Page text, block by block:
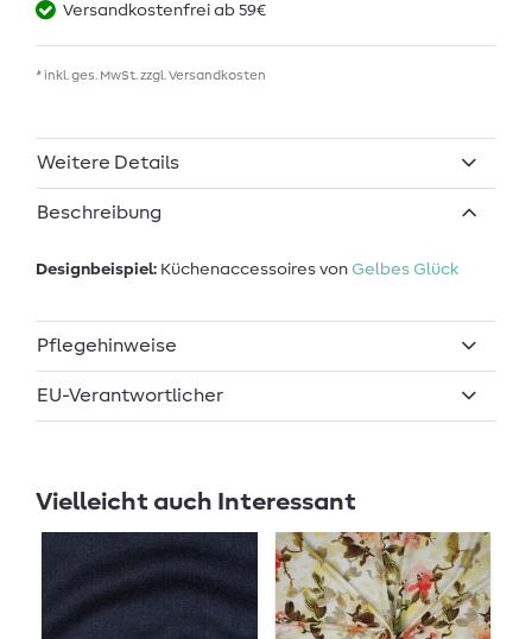
Versandkostenfrei ab 59€
* inkl. ges. MwSt. zzgl. Versandkosten
Weitere Details
Beschreibung
Designbeispiel: Küchenaccessoires von Gelbes Glück
Pflegehinweise
EU-Verantwortlicher
Vielleicht auch Interessant